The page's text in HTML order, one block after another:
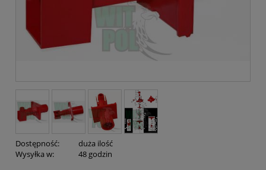
Dostępność:
duża ilość
Wysyłka w:
48 godzin